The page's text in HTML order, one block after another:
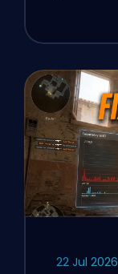
22 Jul 2026